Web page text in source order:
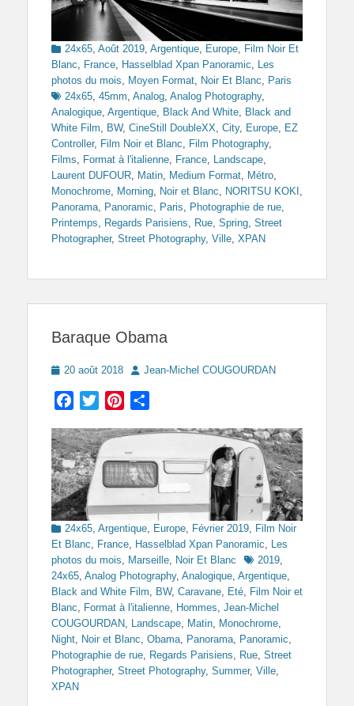
Categories
24x65, Août 2019, Argentique, Europe, Film Noir Et
Blanc, France, Hasselblad Xpan Panoramic, Les
photos du mois, Moyen Format, Noir Et Blanc, Paris
24x65, 45mm, Analog, Analog Photography,
Analogique, Argentique, Black And White, Black and
White Film, BW, CineStill DoubleXX, City, Europe, EZ
Controller, Film Noir et Blanc, Film Photography,
Films, Format à l'italienne, France, Landscape,
Laurent DUFOUR, Matin, Medium Format, Métro,
Monochrome, Morning, Noir et Blanc, NORITSU KOKI ,
Panorama, Panoramic, Paris, Photographie de rue,
Printemps, Regards Parisiens, Rue, Spring, Street
Photographer, Street Photography, Ville, XPAN
Baraque Obama
Posted
20 août 2018 Author
Jean-Michel COUGOURDAN
Facebook
TwitterPinterest
Categories
24x65 Argentique Europe Février 2019 Film Noir
Et Blanc
France Hasselblad Xpan Panoramic
Les
photos du mois
Marseille Noir Et Blanc Tags2019
24x65 Analog Photography, Analogique Argentique
Black and White Film
BW, Caravane Eté Film Noir et
Blanc
Format à l'italienne Hommes Jean-Michel
COUGOURDAN Landscape Matin Monochrome
Night Noir et Blanc Obama Panorama Panoramic
Photographie de rue Regards Parisiens Rue Street
Photographer, Street Photography, Summer, Ville
XPAN